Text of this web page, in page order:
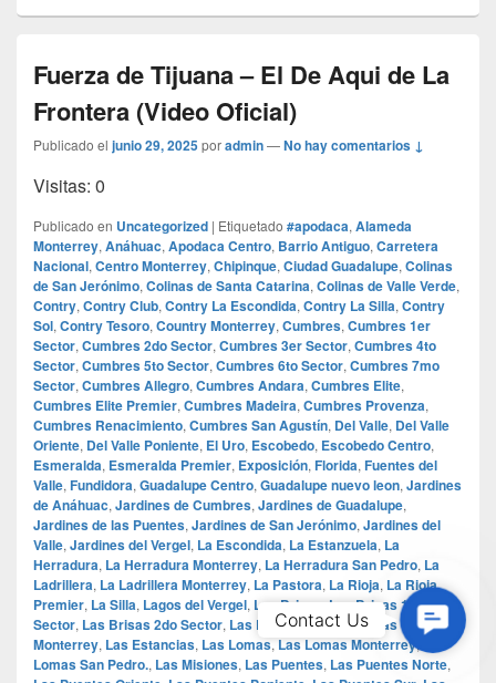
Fuerza de Tijuana – El De Aqui de La
Frontera (Video Oficial)
Publicado el junio 29, 2025poradmin—No hay comentarios ↓
Visitas: 0
Publicado en Uncategorized | Etiquetado #apodaca, Alameda
Monterrey, Anáhuac, Apodaca Centro, Barrio Antiguo, Carretera
Nacional, Centro Monterrey, Chipinque, Ciudad Guadalupe, Colinas
de San Jerónimo, Colinas de Santa Catarina, Colinas de Valle Verde,
Contry, Contry Club, Contry La Escondida, Contry La Silla, Contry
Sol, Contry Tesoro, Country Monterrey, Cumbres, Cumbres 1er
Sector, Cumbres 2do Sector, Cumbres 3er Sector, Cumbres 4to
Sector, Cumbres 5to Sector, Cumbres 6to Sector, Cumbres 7mo
Sector, Cumbres Allegro, Cumbres Andara, Cumbres Elite,
Cumbres Elite Premier, Cumbres Madeira, Cumbres Provenza,
Cumbres Renacimiento, Cumbres San Agustín, Del Valle, Del Valle
Oriente, Del Valle Poniente, El Uro, Escobedo, Escobedo Centro,
Esmeralda, Esmeralda Premier, Exposición, Florida, Fuentes del
Valle, Fundidora, Guadalupe Centro, Guadalupe nuevo leon, Jardines
de Anáhuac, Jardines de Cumbres, Jardines de Guadalupe,
Jardines de las Puentes, Jardines de San Jerónimo, Jardines del
Valle, Jardines del Vergel, La Escondida, La Estanzuela, La
Herradura, La Herradura Monterrey, La Herradura San Pedro, La
Ladrillera, La Ladrillera Monterrey, La Pastora, La Rioja, La Rioja
Premier, La Silla, Lagos del Vergel, Las Brisas
Las Brisas 1er
Sector, Las Brisas 2do Sector, Las Brisas 3er Sector,
Las Brisas
Monterrey, Las Estancias, Las Lomas, Las Lomas Monterrey,
Lomas San Pedro., Las Misiones, Las Puentes, Las Puentes Norte,
Us
Contact Us